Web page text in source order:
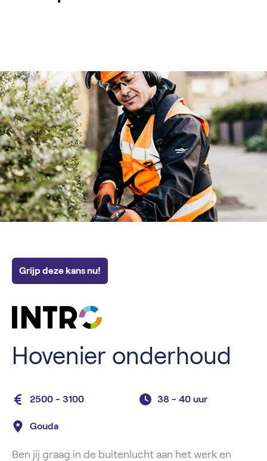
Grijp deze kans nu!
Hovenier onderhoud
2500 - 3100 38 - 40 uur
Gouda
Ben jij graag in de buitenlucht aan het werk en